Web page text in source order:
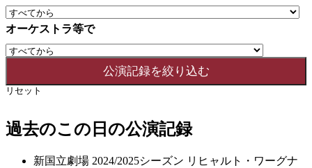
オーケストラ等で
リセット
過去のこの日の公演記録
新国立劇場 2024/2025シーズン リヒャルト・ワーグナ